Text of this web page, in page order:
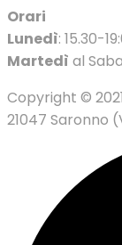
Orari
Lunedì: 15.30-
Martedì al
Copyright ©
21047 Saronno